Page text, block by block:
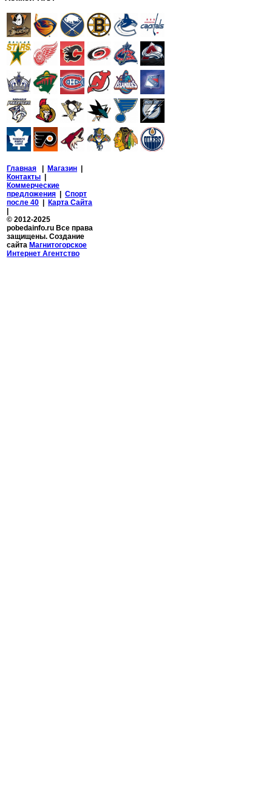
Главная | Магазин |
Контакты |
Коммерческие
предложения | Спорт
после 40 | Карта Сайта
|
© 2012-2025
pobedainfo.ru Все права
защищены. Создание
сайта Магнитогорское
Интернет Агентство